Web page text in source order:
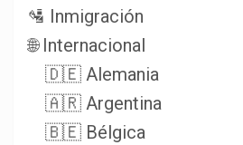
🛂 Inmigración
🌐 Internacional
🇩🇪 Alemania
🇦🇷 Argentina
🇧🇪 Bélgica